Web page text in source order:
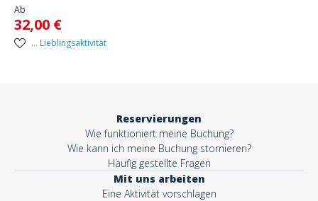
Ab
32,00 €
... Lieblingsaktivität
Reservierungen
Wie funktioniert meine Buchung?
Wie kann ich meine Buchung stornieren?
Häufig gestellte Fragen
Mit uns arbeiten
Eine Aktivität vorschlagen